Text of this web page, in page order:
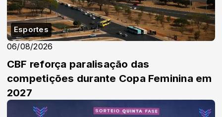
Esportes
06/08/2026
CBF reforça paralisação das
competições durante Copa Feminina em
2027